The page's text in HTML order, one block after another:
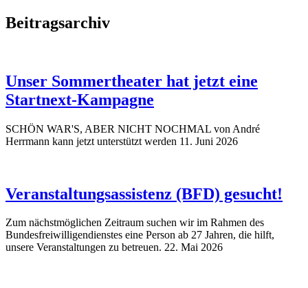
Beitragsarchiv
Unser Sommertheater hat jetzt eine
Startnext-Kampagne
SCHÖN WAR'S, ABER NICHT NOCHMAL von André
Herrmann kann jetzt unterstützt werden 11. Juni 2026
Veranstaltungsassistenz (BFD) gesucht!
Zum nächstmöglichen Zeitraum suchen wir im Rahmen des
Bundesfreiwilligendienstes eine Person ab 27 Jahren, die hilft,
unsere Veranstaltungen zu betreuen. 22. Mai 2026